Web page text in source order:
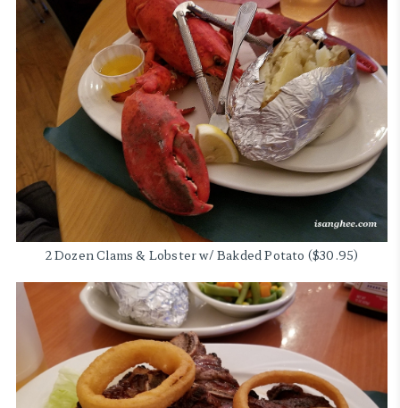
2 Dozen Clams & Lobster w/ Bakded Potato ($30.95)